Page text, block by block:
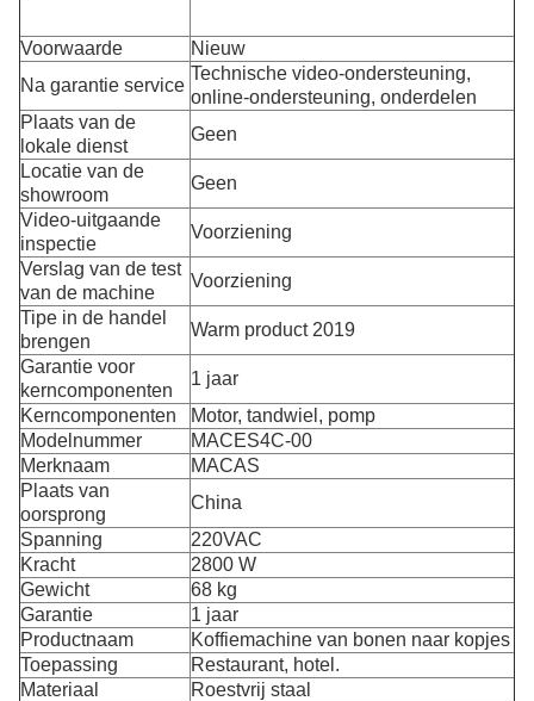
Voorwaarde
Nieuw
Na garantie service
Technische video-ondersteuning,
online-ondersteuning, onderdelen
Plaats van de
lokale dienst
Geen
Locatie van de
showroom
Geen
Video-uitgaande
inspectie
Voorziening
Verslag van de test
van de machine
Voorziening
Tipe in de handel
brengen
Warm product 2019
Garantie voor
kerncomponenten
1 jaar
Kerncomponenten
Motor, tandwiel, pomp
Modelnummer
MACES4C-00
Merknaam
MACAS
Plaats van
oorsprong
China
Spanning
220VAC
Kracht
2800 W
Gewicht
68 kg
Garantie
1 jaar
Productnaam
Koffiemachine van bonen naar kopjes
Toepassing
Restaurant, hotel.
Materiaal
Roestvrij staal